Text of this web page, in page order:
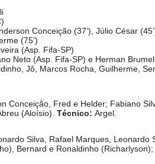
Conceição (37’), Júlio César
(75’)
(Asp. Fifa-SP)
Neto (Asp. Fifa-SP) e Herman
Jô, Marcos Rocha, Guilherme,
Conceição, Fred e Helder; Fabiano
(Aloísio). Técnico: Argel.
Silva, Rafael Marques, Leonardo
Bernard e Ronaldinho